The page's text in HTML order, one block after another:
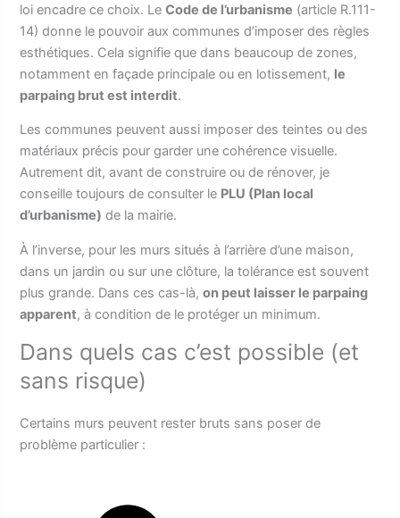
loi encadre ce choix. LeCode de l’urbanisme (article R.111-
14) donne le pouvoir aux communes d’imposer des règles
esthétiques. Cela signifie que dans beaucoup de zones,
notamment en façade principale ou en lotissement, le
parpaing brut est interdit.
Les communes peuvent aussi imposer des teintes ou des
matériaux précis pour garder une cohérence visuelle.
Autrement dit, avant de construire ou de rénover, je
conseille toujours de consulter le PLU (Plan local
d’urbanisme) de la mairie.
À l’inverse, pour les murs situés à l’arrière d’une maison,
dans un jardin ou sur une clôture, la tolérance est souvent
plus grande. Dans ces cas-là,on peut laisser le parpaing
apparent, à condition de le protéger un minimum.
Dans quels cas c’est possible (et
sans risque)
Certains murs peuvent rester bruts sans poser de
problème particulier :